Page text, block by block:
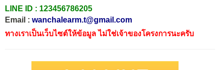
LINE ID : 123456786205
Email : wanchalearm.t@gmail.com
ทางเราเป็นเว็บไซต์ให้ข้อมูล ไม่ใช่เจ้าของโครงการนะครับ